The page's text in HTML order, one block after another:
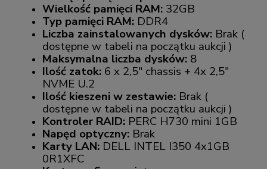
Wielkość pamięci RAM: 32GB
Typ pamięci RAM: DDR4
Liczba zainstalowanych dysków: Brak (
dostępne w tabeli na początku aukcji )
Maksymalna liczba dysków: 8
Ilość zatok: 6 x 2,5" chassis + 4x 2,5"
NVME U.2
Ilość kieszeni w zestawie: Brak (
dostępne w tabeli na początku aukcji )
Kontroler RAID: PERC H730 mini 1GB
Napęd optyczny: Brak
Karty LAN: DELL INTEL I350 4x1GB
0R1XFC